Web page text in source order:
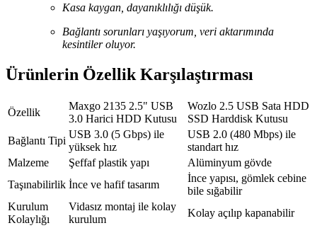
Kasa kaygan, dayanıklılığı düşük.
Bağlantı sorunları yaşıyorum, veri aktarımında
kesintiler oluyor.
Ürünlerin Özellik Karşılaştırması
Özellik
Maxgo 2135 2.5" USB
3.0 Harici HDD Kutusu
Wozlo 2.5 USB Sata HDD
SSD Harddisk Kutusu
Bağlantı Tipi
USB 3.0 (5 Gbps) ile
yüksek hız
USB 2.0 (480 Mbps) ile
standart hız
Malzeme
Şeffaf plastik yapı
Alüminyum gövde
Taşınabilirlik İnce ve hafif tasarım
İnce yapısı, gömlek cebine
bile sığabilir
Kurulum
Kolaylığı
Vidasız montaj ile kolay
kurulum
Kolay açılıp kapanabilir